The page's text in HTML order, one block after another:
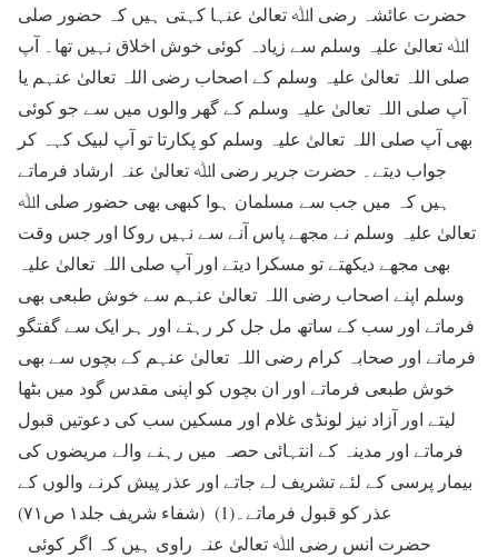
حضرت عائشہ رضی اﷲ تعالیٰ عنہا کہتی ہیں کہ حضور صلی
اﷲ تعالیٰ علیہ وسلم سے زیادہ کوئی خوش اخلاق نہیں تھا۔ آپ
صلی اللہ تعالیٰ علیہ وسلم کے اصحاب رضی اللہ تعالیٰ عنہم یا
آپ صلی اللہ تعالیٰ علیہ وسلم کے گھر والوں میں سے جو کوئی
بھی آپ صلی اللہ تعالیٰ علیہ وسلم کو پکارتا تو آپ لبیک کہہ کر
جواب دیتے۔ حضرت جریر رضی اﷲ تعالیٰ عنہ ارشاد فرماتے
ہیں کہ میں جب سے مسلمان ہوا کبھی بھی حضور صلی اﷲ
تعالیٰ علیہ وسلم نے مجھے پاس آنے سے نہیں روکا اور جس وقت
بھی مجھے دیکھتے تو مسکرا دیتے اور آپ صلی اللہ تعالیٰ علیہ
وسلم اپنے اصحاب رضی اللہ تعالیٰ عنہم سے خوش طبعی بھی
فرماتے اور سب کے ساتھ مل جل کر رہتے اور ہر ایک سے گفتگو
فرماتے اور صحابہ کرام رضی اللہ تعالیٰ عنہم کے بچوں سے بھی
خوش طبعی فرماتے اور ان بچوں کو اپنی مقدس گود میں بٹھا
لیتے اور آزاد نیز لونڈی غلام اور مسکین سب کی دعوتیں قبول
فرماتے اور مدینہ کے انتہائی حصہ میں رہنے والے مریضوں کی
بیمار پرسی کے لئے تشریف لے جاتے اور عذر پیش کرنے والوں کے
عذر کو قبول فرماتے۔(1) (شفاء شریف جلد۱ ص۷۱)